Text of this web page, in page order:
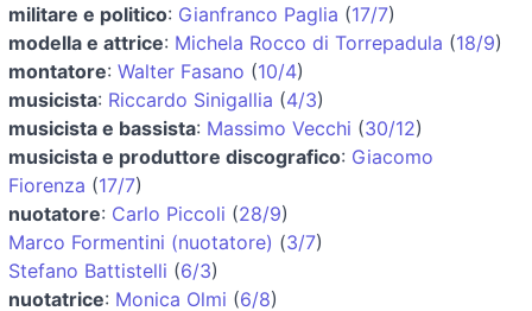
militare e politico: Gianfranco Paglia (17/7)
modella e attrice: Michela Rocco di Torrepadula (18/9)
montatore: Walter Fasano (10/4)
musicista: Riccardo Sinigallia (4/3)
musicista e bassista: Massimo Vecchi (30/12)
musicista e produttore discografico: Giacomo
Fiorenza (17/7)
nuotatore: Carlo Piccoli (28/9)
Marco Formentini (nuotatore) (3/7)
Stefano Battistelli (6/3)
nuotatrice: Monica Olmi (6/8)